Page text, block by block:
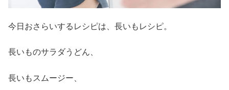
今日おさらいするレシピは、長いもレシピ。
長いものサラダうどん、
長いもスムージー、